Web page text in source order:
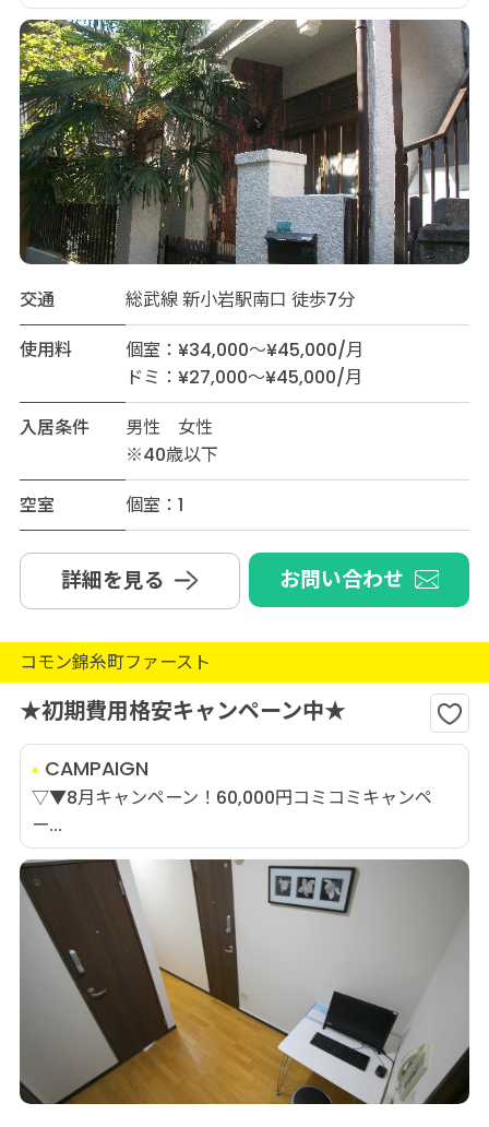
交通
総武線 新小岩駅南口 徒歩7分
使用料
個室：¥34,000～¥45,000/月
ドミ：¥27,000～¥45,000/月
入居条件
男性 女性
※40歳以下
空室
個室：1
詳細を見る お問い合わせ
コモン錦糸町ファースト
★初期費用格安キャンペーン中★
CAMPAIGN
▽▼8月キャンペーン！60,000円コミコミキャンペ
ー...